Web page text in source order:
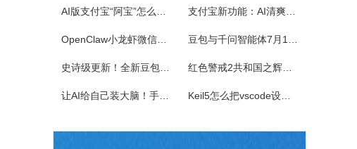
超级台球大师
AI版支付宝“阿宝”怎么用？右滑切换方法与内测邀请码获取指南 支付宝新功能：AI清爽版“阿宝”公测！
OpenClaw小龙虾微信接入教程：服务器部署、API Key配置 豆包与千问智能体7月15日下线！附3步完整数据备份与导出教程
史诗级更新！全新豆包视频通话功能来了 红色警戒2共和国之辉快捷键
让AI给自己装大脑！手把手教你学会安装使用Agent Skill Keil5怎么把vscode设置外部编辑器